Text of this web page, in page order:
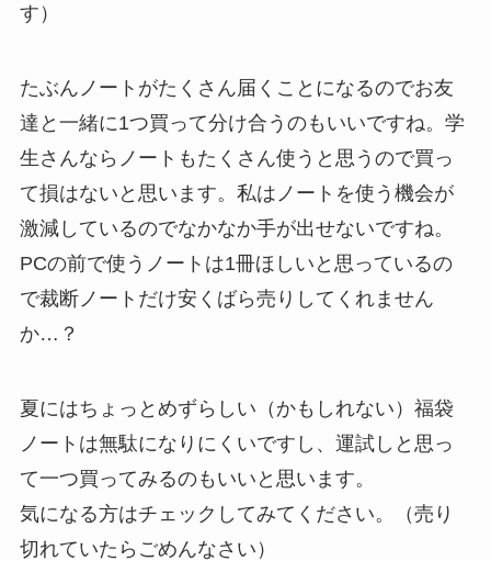
す）
たぶんノートがたくさん届くことになるのでお友
達と一緒に1つ買って分け合うのもいいですね。学
生さんならノートもたくさん使うと思うので買っ
て損はないと思います。私はノートを使う機会が
激減しているのでなかなか手が出せないですね。
PCの前で使うノートは1冊ほしいと思っているの
で裁断ノートだけ安くばら売りしてくれません
か…？
夏にはちょっとめずらしい（かもしれない）福袋
ノートは無駄になりにくいですし、運試しと思っ
て一つ買ってみるのもいいと思います。
気になる方はチェックしてみてください。（売り
切れていたらごめんなさい）